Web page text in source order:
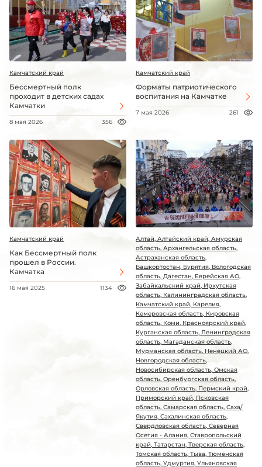
Камчатский край
Бессмертный полк
проходит в детских садах
Камчатки
8 мая 2026 356
Камчатский край
Форматы патриотического
воспитания на Камчатке
7 мая 2026 261
Камчатский край
Как Бессмертный полк
прошел в России.
Камчатка
16 мая 2025 1134
Алтай, Алтайский край, Амурская
область, Архангельская область,
Астраханская область,
Башкортостан, Бурятия, Вологодская
область, Дагестан, Еврейская АО,
Забайкальский край, Иркутская
область, Калининградская область,
Камчатский край, Карелия,
Кемеровская область, Кировская
область, Коми, Красноярский край,
Курганская область, Ленинградская
область, Магаданская область,
Мурманская область, Ненецкий АО,
Новгородская область,
Новосибирская область, Омская
область, Оренбургская область,
Орловская область, Пермский край,
Приморский край, Псковская
область, Самарская область, Саха/
Якутия, Сахалинская область,
Свердловская область, Северная
Осетия - Алания, Ставропольский
край, Татарстан, Тверская область,
Томская область, Тыва, Тюменская
область, Удмуртия, Ульяновская